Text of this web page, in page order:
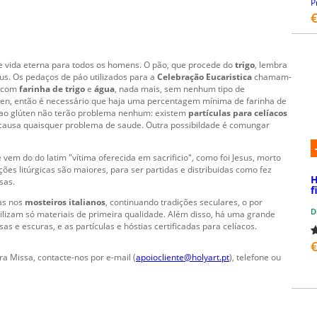
vida eterna para todos os homens. O pão, que procede dotrigo, lembra
Os pedaços de páo utilizados para a Celebração Eucaristicachamam-
farinha de trigoe água, nada mais, sem nenhum tipo de
então é necessário que haja uma percentagem mínima de farinha de
glúten não terão problema nenhum: existem partículas para celíacos
quaisquer problema de saude. Outra possibildade é comungar
vem do do latim "vítima oferecida em sacrificio", como foi Jesus, morto
litúrgicas são maiores, para ser partidas e distribuidas como fez
nos mosteiros italianos, continuando tradições seculares, o por
só materiais de primeira qualidade. Além disso, há uma grande
e escuras, e as partículas e hóstias certificadas para celíacos.
Missa, contacte-nos por e-mail (apoiocliente@holyart.pt), telefone ou